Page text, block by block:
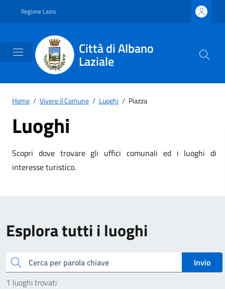
Regione Lazio
Città di Albano
Laziale
Home / Vivere il Comune / Luoghi / Piazza
Luoghi
Scopri dove trovare gli uffici comunali ed i luoghi di
interesse turistico.
Esplora tutti i luoghi
Cerca
Invio
1 luoghi trovati